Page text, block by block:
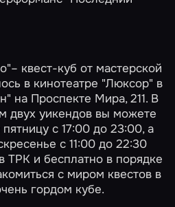
квест-куб от мастерской
в кинотеатре "Люксор" в
на Проспекте Мира, 211. В
двух уикендов вы можете
с 17:00 до 23:00, а
с 11:00 до 22:30
ТРК и бесплатно в порядке
с миром квестов в
гордом кубе.